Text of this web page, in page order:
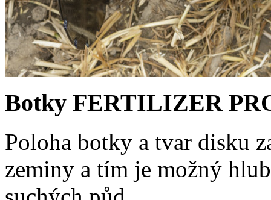
Botky FERTILIZER
Poloha botky a tvar disku
zeminy a tím je možný